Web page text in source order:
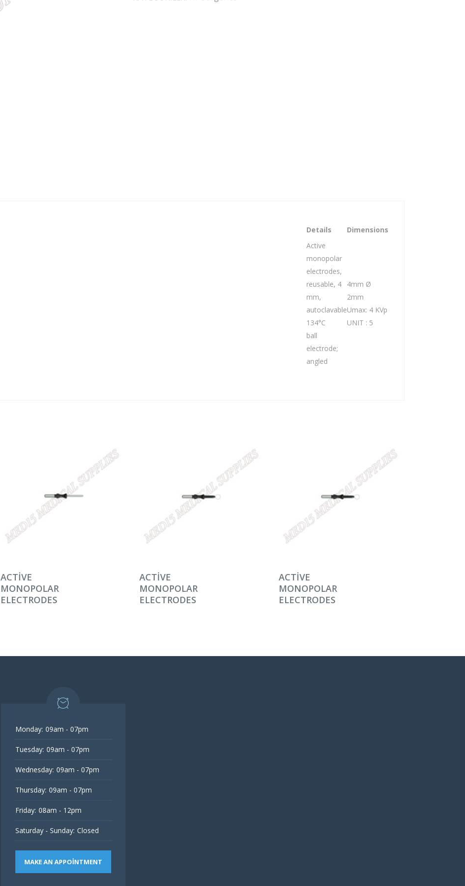
Details Dimensions
Active
monopolar
electrodes,
reusable, 4
mm,
autoclavable
134°C
ball
electrode;
angled
4mm Ø
2mm
Umax: 4 KVp
UNIT : 5
DEVAMINI OKU
ACTIVE
MONOPOLAR
ELECTRODES
DEVAMINI OKU
ACTIVE
MONOPOLAR
ELECTRODES
DEVAMINI OKU
ACTIVE
MONOPOLAR
ELECTRODES
Monday: 09am - 07pm
Tuesday: 09am - 07pm
Wednesday: 09am - 07pm
Thursday: 09am - 07pm
Friday: 08am - 12pm
Saturday - Sunday: Closed
MAKE AN APPOINTMENT